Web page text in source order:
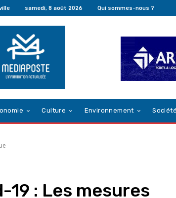
samedi, 8 août 2026 Qui sommes-nous ?
Culture Environnement Société
19 : Les mesures